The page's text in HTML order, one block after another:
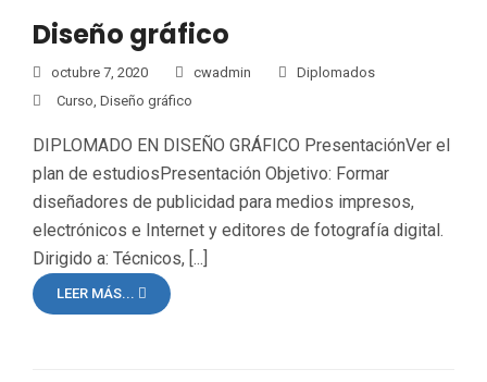
Diseño gráfico
octubre 7, 2020 cwadmin
Diplomados
Curso, Diseño gráfico
DIPLOMADO EN DISEÑO GRÁFICO PresentaciónVer el
plan de estudiosPresentación Objetivo: Formar
diseñadores de publicidad para medios impresos,
electrónicos e Internet y editores de fotografía digital.
Dirigido a: Técnicos, [...]
LEER MÁS...